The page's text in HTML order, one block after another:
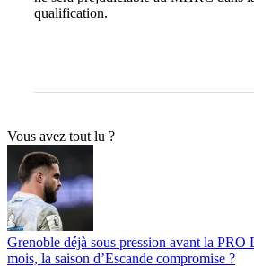
qualification.
Vous avez tout lu ?
Grenoble déjà sous pression avant la PRO
mois, la saison d’Escande compromise ?